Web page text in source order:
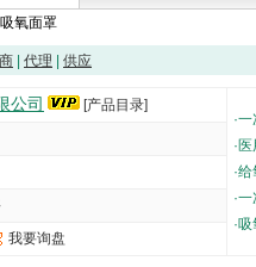
氧面罩
代理 供应
公司
[产品目录]
·一
·
·给
·一
·吸
我要询盘